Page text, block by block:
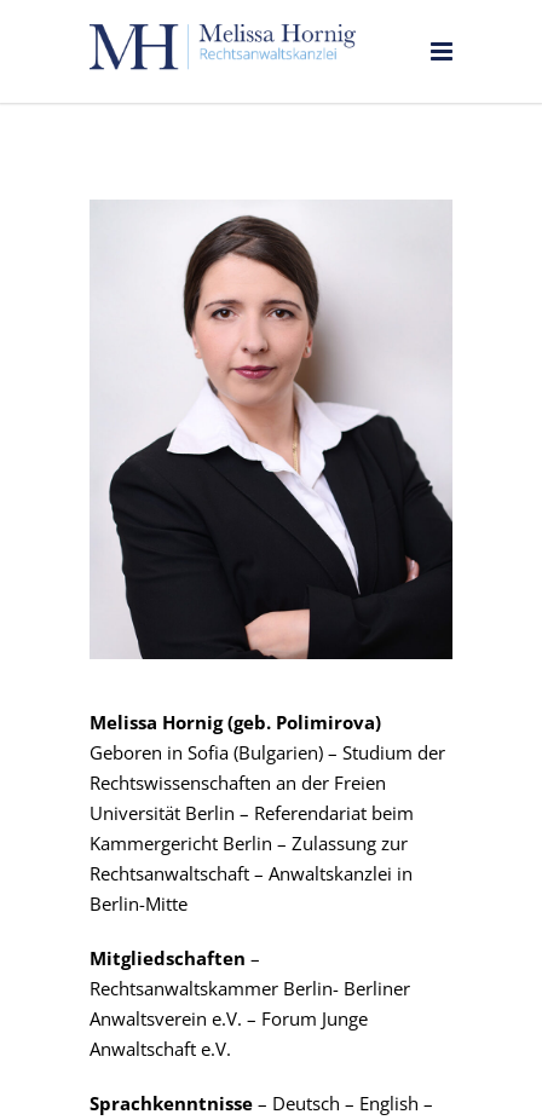
Melissa Hornig (geb. Polimirova)
Geboren in Sofia (Bulgarien) – Studium der
Rechtswissenschaften an der Freien
Universität Berlin – Referendariat beim
Kammergericht Berlin – Zulassung zur
Rechtsanwaltschaft – Anwaltskanzlei in
Berlin-Mitte
Mitgliedschaften –
Rechtsanwaltskammer Berlin- Berliner
Anwaltsverein e.V. – Forum Junge
Anwaltschaft e.V.
Sprachkenntnisse – Deutsch – English –